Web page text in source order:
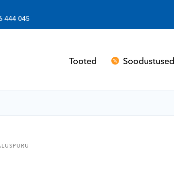
444 045
Tooted Soodustused